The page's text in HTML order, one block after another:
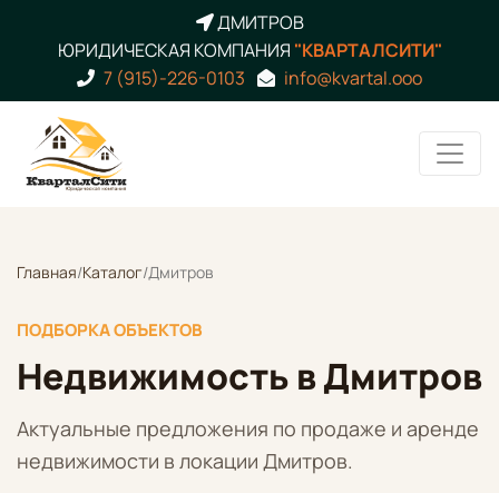
ДМИТРОВ
ЮРИДИЧЕСКАЯ КОМПАНИЯ "КВАРТАЛСИТИ"
7 (915)-226-0103
info@kvartal.ooo
Главная/Каталог/Дмитров
ПОДБОРКА ОБЪЕКТОВ
Недвижимость в Дмитров
Актуальные предложения по продаже и аренде
недвижимости в локации Дмитров.